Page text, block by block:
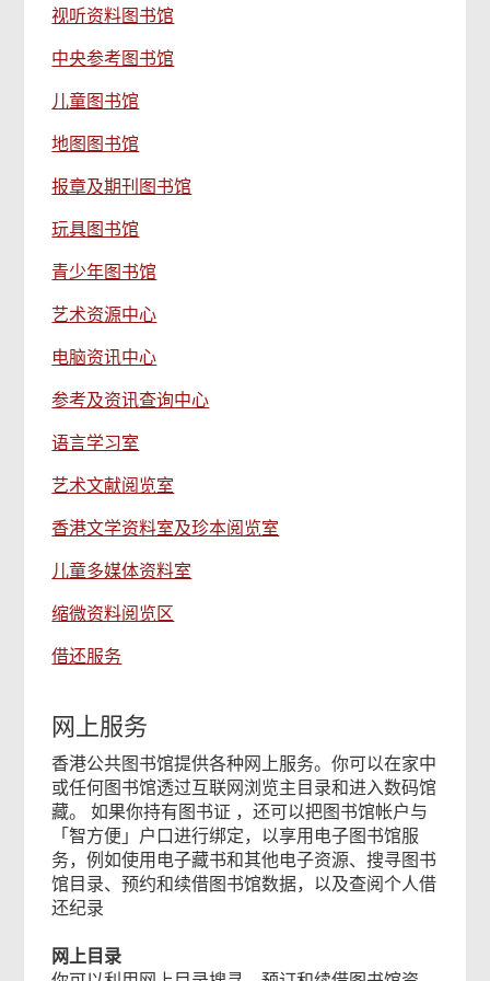
视听资料图书馆
中央参考图书馆
儿童图书馆
地图图书馆
报章及期刊图书馆
玩具图书馆
青少年图书馆
艺术资源中心
电脑资讯中心
参考及资讯查询中心
语言学习室
艺术文献阅览室
香港文学资料室及珍本阅览室
儿童多媒体资料室
缩微资料阅览区
借还服务
网上服务
香港公共图书馆提供各种网上服务。你可以在家中
或任何图书馆透过互联网浏览主目录和进入数码馆
藏。 如果你持有图书证 ，还可以把图书馆帐户与
「智方便」户口进行绑定，以享用电子图书馆服
务，例如使用电子藏书和其他电子资源、搜寻图书
馆目录、预约和续借图书馆数据，以及查阅个人借
还纪录
网上目录
吗？